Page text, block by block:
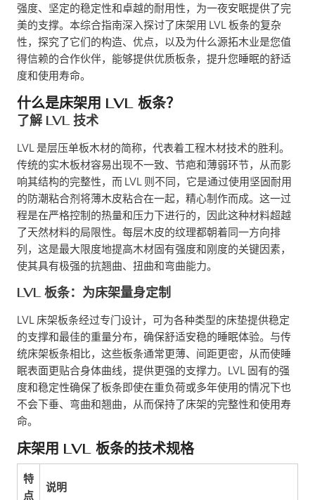
强度、坚定的稳定性和卓越的耐用性，为一夜安眠提供了完
美的支撑。本综合指南深入探讨了床架用 LVL 板条的复杂
性，探究了它们的构造、优点，以及为什么源拓木业是您值
得信赖的合作伙伴，能够提供优质板条，提升您睡眠的舒适
度和使用寿命。
什么是床架用 LVL 板条？
了解 LVL 技术
LVL 是层压单板木材的简称，代表着工程木材技术的胜利。
传统的实木板材容易出现不一致、节疤和薄弱环节，从而影
响其结构的完整性，而 LVL 则不同，它是通过使用坚固耐用
的防潮粘合剂将薄木皮粘合在一起，精心制作而成。这一过
程是在严格控制的热量和压力下进行的，因此这种材料超越
了天然材料的局限性。每层木皮的纹理都朝着同一方向排
列，这是最大限度地提高木材固有强度和刚度的关键因素，
使其具有极强的抗翘曲、扭曲和弯曲能力。
LVL 板条：为床架量身定制
LVL 床架板条经过专门设计，可为各种类型的床垫提供稳定
的支撑和最佳的重量分布，确保舒适安稳的睡眠体验。与传
统床架板条相比，这些板条通常更薄、间距更密，从而使睡
眠表面更贴合身体曲线，提供更强的支撑力。LVL 固有的强
度和稳定性确保了板条即使在重负荷或多年使用的情况下也
不会下垂、弯曲和翘曲，从而保持了床架的完整性和使用寿
命。
床架用 LVL 板条的技术规格
特
点
说明